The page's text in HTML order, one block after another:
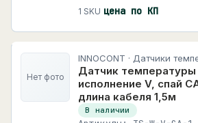
1 SKU цена по КП
Нет фото
INNOCONT · Датчики
Датчик
исполнение V, спай
длина кабеля 1,5м
В наличии